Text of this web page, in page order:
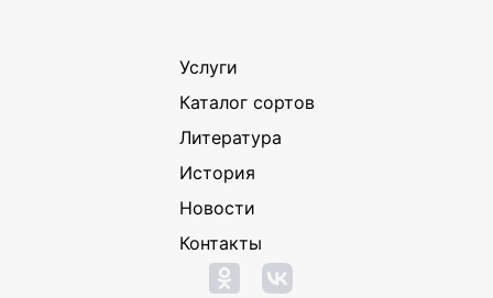
Услуги
Каталог сортов
Литература
История
Новости
Контакты